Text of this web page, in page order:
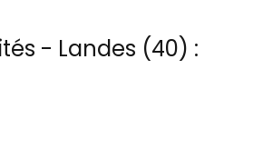
- Landes (40) :